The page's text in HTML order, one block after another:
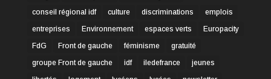
conseil régional idf
culture discriminations
emplois
entreprises
Environnement espaces verts
Europacity
FdG
Front de gauche féminisme
gratuité
groupe Front de gauche
idf iledefrance
jeunes